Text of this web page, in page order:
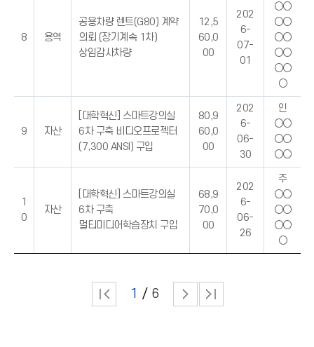
8 용역
공용차량 렌트(G80) 계약
의뢰 (장기계속 1차)
상임감사차량
12,5
60,0
00
202
6-
07-
01
○○
○○
○○
○○
○○
○
9 자산
[대학혁신] 스마트강의실
6차 구축 비디오프로젝터
(7,300 ANSI) 구입
80,9
60,0
00
202
6-
06-
30
인
○○
○○
○○
1
0
자산
[대학혁신] 스마트강의실
6차 구축
멀티미디어학습장치 구입
68,9
70,0
00
202
6-
06-
26
주
○○
○○
○○
○
1 6